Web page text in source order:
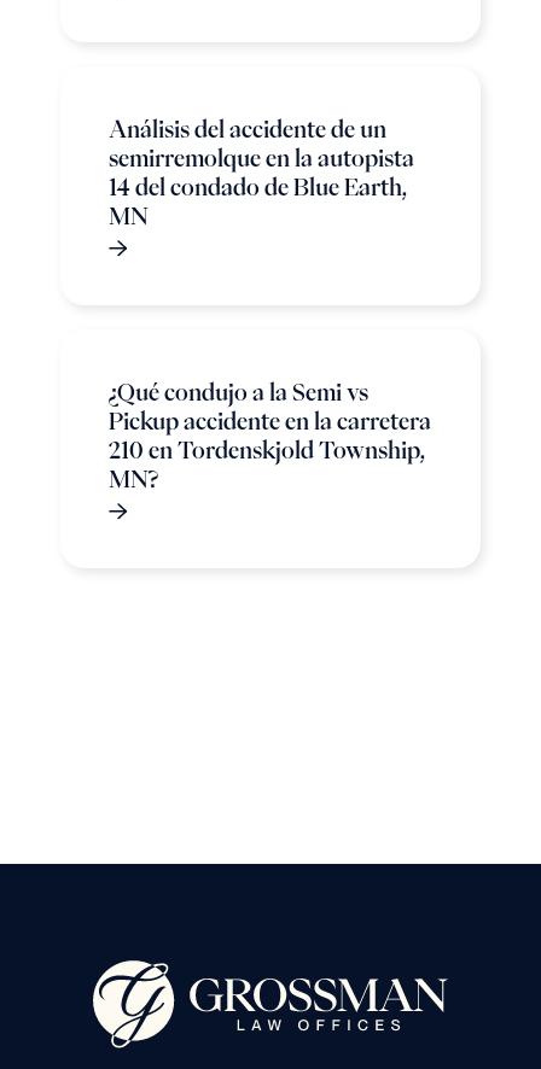
Análisis del accidente de un
semirremolque en la autopista
14 del condado de Blue Earth,
MN
¿Qué condujo a la Semi vs
Pickup accidente en la carretera
210 en Tordenskjold Township,
MN?